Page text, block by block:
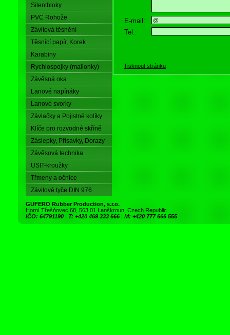
Silentbloky
PVC Rohože
Závitová těsnění
Těsnící papír, Korek
Karabiny
Rychlospojky (mailonky)
Závěsná oka
Lanové napínáky
Lanové svorky
Závlačky a Pojistné kolíky
Klíče pro rozvodné skříně
Záslepky, Přísavky, Dorazy
Závěsová technika
USIT-kroužky
Třmeny a očnice
Závitové tyče DIN 976
E-mail:
Tel.:
Tisknout stránku
GUFERO Rubber Production, s.r.o.
Horní Třešňovec 68, 563 01 Lanškroun, Czech Republic
IČO: 64791190 | T: +420 469 333 666 | M: +420 777 666 555